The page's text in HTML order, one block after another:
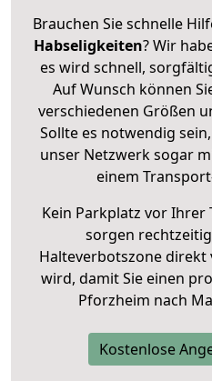
Brauchen Sie schnelle
Habseligkeiten? Wir
es wird schnell,
Auf Wunsch können
verschiedenen Größen
Sollte es notwendig
unser Netzwerk sogar
einem
Kein Parkplatz vor Ihrer
sorgen
Halteverbotszone
wird, damit Sie einen
Pforzheim nach
Kostenlose